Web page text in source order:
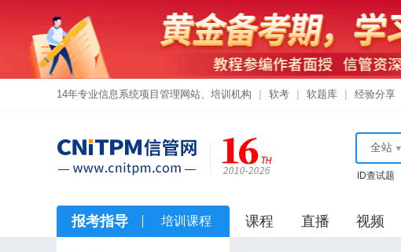
14年专业信息系统项目管理网站、培训机构 软考 软题库 经验分享
全站
ID查试题
报考指导 培训课程 课程 直播 视频